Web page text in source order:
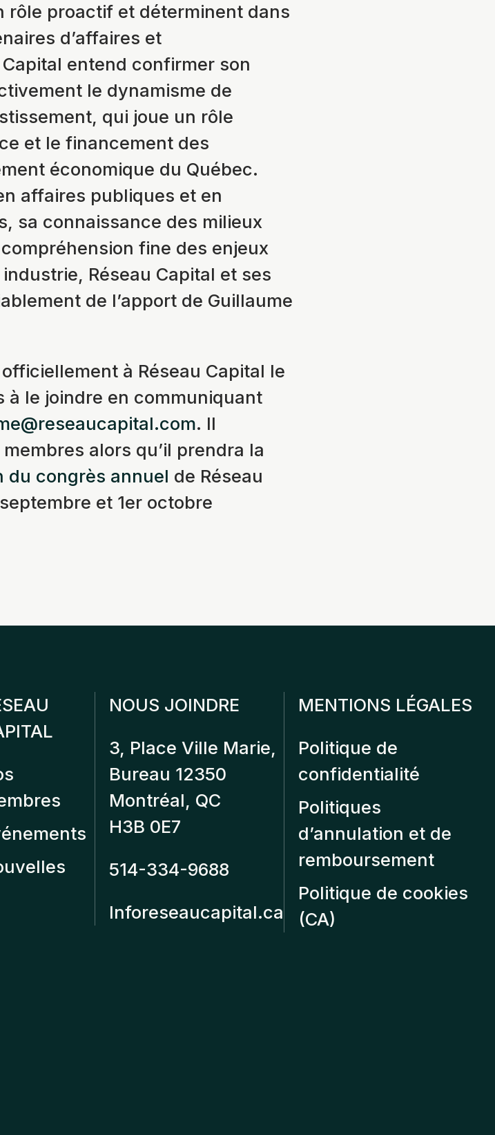
rôle proactif et déterminent dans
d’affaires et
entend confirmer son
le dynamisme de
qui joue un rôle
et le financement des
économique du Québec.
affaires publiques et en
sa connaissance des milieux
fine des enjeux
Réseau Capital et ses
de l’apport de Guillaume
à Réseau Capital le
à le joindre en communiquant
. Il
alors qu’il prendra la
du congrès annuel de Réseau
et 1er octobre
NOUS JOINDRE
3, Place Ville Marie,
Bureau 12350
Montréal, QC
H3B 0E7
514-334-9688
Inforeseaucapital.ca
MENTIONS LÉGALES
Politique de
confidentialité
Politiques
d’annulation et de
remboursement
Politique de cookies
(CA)